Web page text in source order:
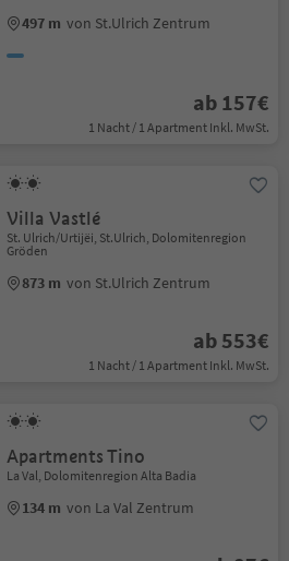
497 m von St.Ulrich Zentrum
ab 157€
1 Nacht / 1 Apartment Inkl. MwSt.
Villa Vastlé
St. Ulrich/Urtijëi, St.Ulrich, Dolomitenregion
Gröden
873 m von St.Ulrich Zentrum
ab 553€
1 Nacht / 1 Apartment Inkl. MwSt.
Apartments Tino
La Val, Dolomitenregion Alta Badia
134 m von La Val Zentrum